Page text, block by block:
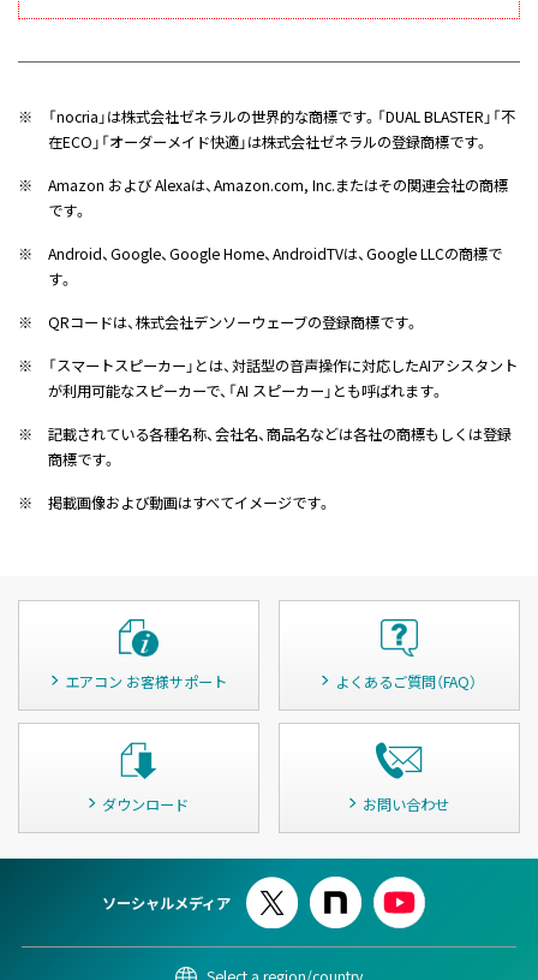
※
「nocria」は株式会社ゼネラルの世界的な商標です。「DUAL BLASTER」「不
在ECO」「オーダーメイド快適」は株式会社ゼネラルの登録商標です。
※
Amazon および Alexaは、Amazon.com, Inc.またはその関連会社の商標
です。
※
Android、Google、Google Home、AndroidTVは、Google LLCの商標で
す。
※
QRコードは、株式会社デンソーウェーブの登録商標です。
※
「スマートスピーカー」とは、対話型の音声操作に対応したAIアシスタント
が利用可能なスピーカーで、「AI スピーカー」とも呼ばれます。
※
記載されている各種名称、会社名、商品名などは各社の商標もしくは登録
商標です。
※
掲載画像および動画はすべてイメージです。
エアコン お客様サポート よくあるご質問（FAQ）
ダウンロード お問い合わせ
ソーシャルメディア